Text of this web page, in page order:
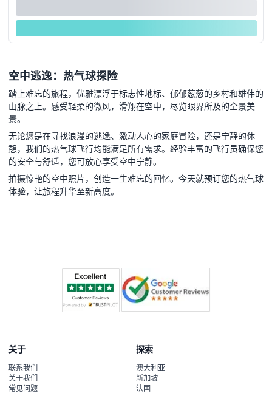
空中逃逸：热气球探险
踏上难忘的旅程，优雅漂浮于标志性地标、郁郁葱葱的乡村和雄伟的
山脉之上。感受轻柔的微风，滑翔在空中，尽览眼界所及的全景美
景。
无论您是在寻找浪漫的逃逸、激动人心的家庭冒险，还是宁静的休
憩，我们的热气球飞行均能满足所有需求。经验丰富的飞行员确保您
的安全与舒适，您可放心享受空中宁静。
拍摄惊艳的空中照片，创造一生难忘的回忆。今天就预订您的热气球
体验，让旅程升华至新高度。
关于
联系我们
关于我们
常见问题
探索
澳大利亚
新加坡
法国